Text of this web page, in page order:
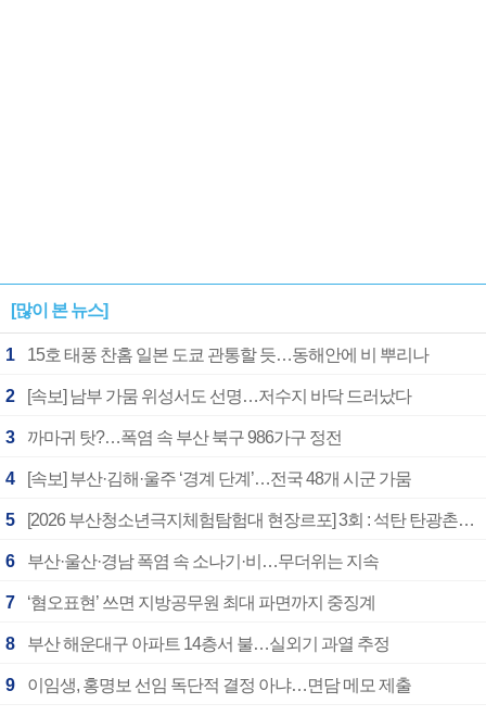
[많이 본 뉴스]
1 15호 태풍 찬홈 일본 도쿄 관통할 듯…동해안에 비 뿌리나
2 [속보] 남부 가뭄 위성서도 선명…저수지 바닥 드러났다
3 까마귀 탓?…폭염 속 부산 북구 986가구 정전
4 [속보] 부산·김해·울주 ‘경계 단계’…전국 48개 시군 가뭄
5 [2026 부산청소년극지체험탐험대 현장르포] 3회 : 석탄 탄광촌에서 북극 연구의 중심지로
6 부산·울산·경남 폭염 속 소나기·비…무더위는 지속
7 ‘혐오표현’ 쓰면 지방공무원 최대 파면까지 중징계
8 부산 해운대구 아파트 14층서 불…실외기 과열 추정
9 이임생, 홍명보 선임 독단적 결정 아냐…면담 메모 제출